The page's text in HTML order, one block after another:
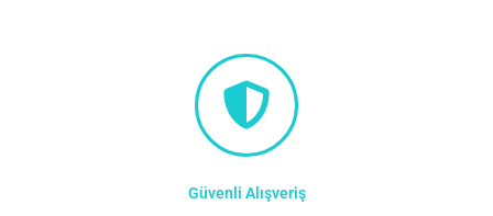
Güvenli Alışveriş